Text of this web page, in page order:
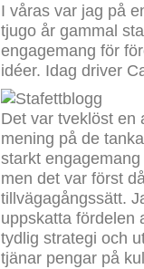
I våras var jag på
tjugo år gammal
engagemang för
idéer. Idag driver
Det var tveklöst en
mening på de
starkt
men det var först
tillvägagångssätt.
uppskatta fördelen
tydlig strategi och
tjänar pengar på